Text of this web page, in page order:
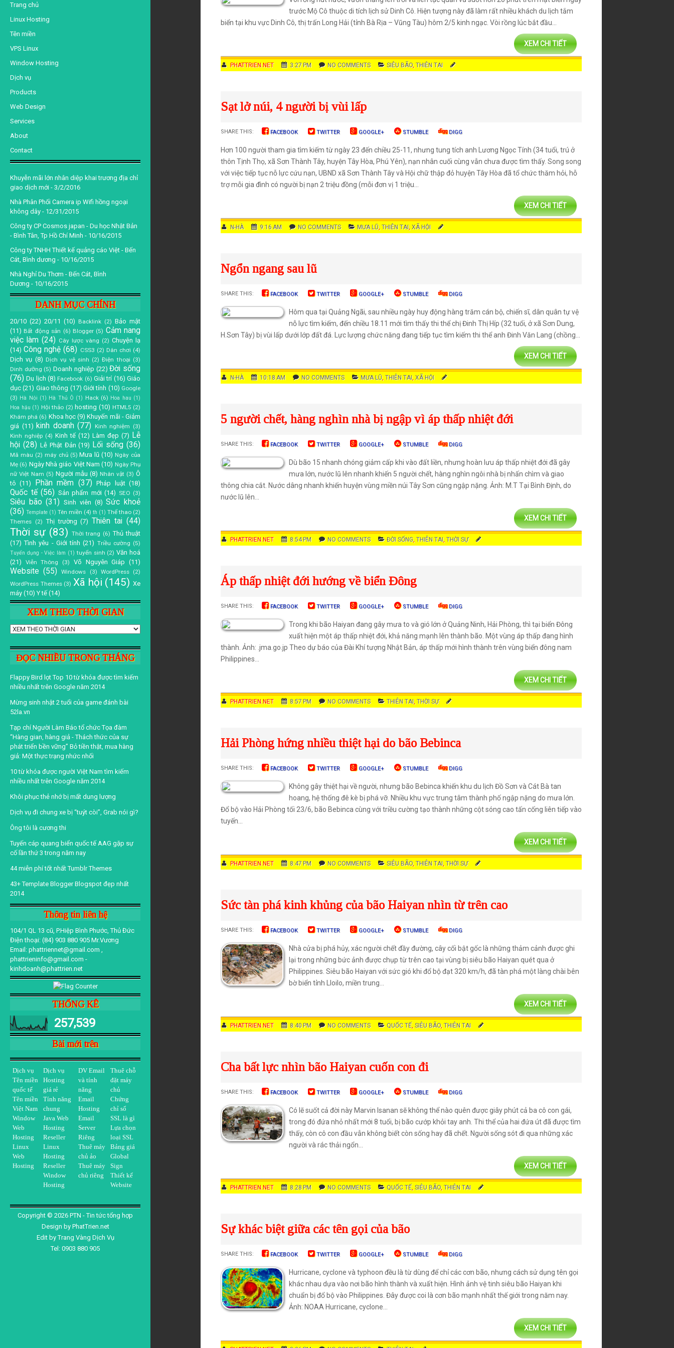
Trang chủ
Linux Hosting
Tên miền
VPS Linux
Window Hosting
Dịch vụ
Products
Web Design
Services
About
Contact
Khuyễn mãi lớn nhân diệp khai trương địa chỉ
giao dịch mới - 3/2/2016
Nhà Phân Phối Camera ip Wifi hồng ngoại
không dây - 12/31/2015
Công ty CP Cosmos japan - Du học Nhật Bản
- Bình Tân, Tp Hồ Chí Minh - 10/16/2015
Công ty TNHH Thiết kế quảng cáo Việt - Bến
Cát, Bình dương - 10/16/2015
Nhà Nghỉ Du Thơm - Bến Cát, Bình
Dương - 10/16/2015
DANH MỤC CHÍNH
20/10 (22) 20/11 (10) Backlink (2) Bảo mật
(11) Bất động sản (6) Blogger (5) Cảm nang
việc làm (24) Cây lược vàng (2) Chuyện lạ
(14) Công nghệ (68) CSS3 (2) Dân chơi (4)
Dịch vụ (8) Dịch vụ vệ sinh (2) Điện thoại (3)
Dinh dưỡng (5) Doanh nghiệp (22) Đời sống
(76) Du lịch (8) Facebook (6) Giải trí (16) Giáo
dục (21) Giao thông (17) Giới tính (10) Google
(3) Hà Nội (1) Hà Thủ Ô (1) Hack (6) Hoa hau (1)
Hoa hậu (1) Hội thảo (2) hosting (10) HTML5 (2)
Khám phá (6) Khoa học (9) Khuyến mãi - Giảm
giá (11) kinh doanh (77) Kinh nghiệm (3)
Kinh nghiệp (4) Kinh tế (12) Làm đẹp (7) Lễ
hội (28) Lễ Phật Đản (19) Lối sống (36)
Mã màu (2) máy chủ (5) Mưa lũ (10) Ngày của
Mẹ (6) Ngày Nhà giáo Việt Nam (10) Ngày Phụ
nữ Việt Nam (5) Người mẫu (8) Nhân vật (3) Ô
tô (11) Phần mềm (37) Pháp luật (18)
Quốc tế (56) Sản phẩm mới (14) SEO (3)
Siêu bão (31) Sinh viên (8) Sức khoẻ
(36) Template (1) Tên miền (4) th (1) Thể thao (2)
Themes (2) Thị trường (7) Thiên tai (44)
Thời sự (83) Thời trang (6) Thủ thuật
(17) Tình yêu - Giới tính (21) Triều cường (5)
Tuyển dụng - Việc làm (1) tuyển sinh (2) Văn hoá
(21)
Viễn Thông (3) Võ Nguyên Giáp (11)
Website (55) Windows (3) WordPress (2)
WordPress Themes (3) Xã hội (145) Xe
máy (10) Y tế (14)
XEM THEO THỜI GIAN
ĐỌC NHIỀU TRONG THÁNG
Flappy Bird lọt Top 10 từ khóa được tìm kiếm
nhiều nhất trên Google năm 2014
Mừng sinh nhật 2 tuổi của game đánh bài
52la.vn
Tạp chí Người Làm Báo tổ chức Tọa đàm
“Hàng gian, hàng giả - Thách thức của sự
phát triển bền vững” Bỏ tiền thật, mua hàng
giả: Một thực trạng nhức nhối
10 từ khóa được người Việt Nam tìm kiếm
nhiều nhất trên Google năm 2014
Khôi phục thẻ nhớ bị mất dung lượng
Dịch vụ đi chung xe bị “tuýt còi”, Grab nói gì?
Ông tôi là cương thi
Tuyến cáp quang biển quốc tế AAG gặp sự
cố lần thứ 3 trong năm nay
44 miễn phí tốt nhất Tumblr Themes
43+ Template Blogger Blogspot đẹp nhất
2014
Thông tin liên hệ
104/1 QL 13 cũ, P.Hiệp Bình Phước, Thủ Đức
Điện thoại: (84) 903 880 905 Mr.Vương
Email: phattriennet@gmail.com ,
phattrieninfo@gmail.com -
kinhdoanh@phattrien.net
THỐNG KÊ
257,539
Bài mới trên
Dịch vụ
Tên miền
quốc tế
Tên miền
Việt Nam
Window
Web
Hosting
Linux
Web
Hosting
Dịch vụ
Hosting
giá rẻ
Tính năng
chung
Java Web
Hosting
Reseller
Linux
Hosting
Reseller
Window
Hosting
DV Email
và tính
năng
Email
Hosting
Email
Server
Riêng
Thuê máy
chủ ảo
Thuê máy
chủ riêng
Thuê chỗ
đặt máy
chủ
Chứng
chỉ số
SSL là gì
Lựa chọn
loại SSL
Bảng giá
Global
Sign
Thiết kế
Website
Copyright © 2026 PTN - Tin tức tổng hợp
Design by PhatTrien.net
Edit byTrang Vàng Dịch Vụ
Tel: 0903 880 905
trước Mộ Cô thuộc di tích lịch sử Dinh Cô. Hiện tượng này đã làm rất nhiều khách du lịch tắm
biển tại khu vực Dinh Cô, thị trấn Long Hải (tỉnh Bà Rịa – Vũng Tàu) hôm 2/5 kinh ngạc. Vòi rồng lúc bắt đầu...
XEM CHI TIẾT
AUTHOR
PHATTRIEN.NET DATE
3:27 PM COMMENTS
NO COMMENTS CATEGORIES
SIÊU BÃO, THIÊN TAI
Sạt lở núi, 4 người bị vùi lấp
SHARE THIS: FACEBOOK TWITTER GOOGLE+ STUMBLE DIGG
Hơn 100 người tham gia tìm kiếm từ ngày 23 đến chiều 25-11, nhưng tung tích anh Lương Ngọc Tính (34 tuổi, trú ở
thôn Tịnh Thọ, xã Sơn Thành Tây, huyện Tây Hòa, Phú Yên), nạn nhân cuối cùng vẫn chưa được tìm thấy. Song song
với việc tiếp tục nỗ lực cứu nạn, UBND xã Sơn Thành Tây và Hội chữ thập đỏ huyện Tây Hòa đã tổ chức thăm hỏi, hỗ
trợ mỗi gia đình có người bị nạn 2 triệu đồng (mỗi đơn vị 1 triệu...
XEM CHI TIẾT
AUT
N-HÀ DATE
9:16 AM COMMENTS
NO COMMENTS CATEGORIES
MƯA LŨ, THIÊN TAI, XÃ HỘI
Ngổn ngang sau lũ
SHARE THIS: FACEBOOK TWITTER GOOGLE+ STUMBLE DIGG
Hôm qua tại Quảng Ngãi, sau nhiều ngày huy động hàng trăm cán bộ, chiến sĩ, dân quân tự vệ
nỗ lực tìm kiếm, đến chiều 18.11 mới tìm thấy thi thể chị Đinh Thị Híp (32 tuổi, ở xã Sơn Dung,
H.Sơn Tây) bị vùi lấp dưới lớp đất đá. Lực lượng chức năng đang tiếp tục tìm kiếm thi thể anh Đinh Văn Lang (chồng...
XEM CHI TIẾT
AUT
N-HÀ DATE
10:18 AM COMMENTS
NO COMMENTS CATEGORIES
MƯA LŨ, THIÊN TAI, XÃ HỘI
5 người chết, hàng nghìn nhà bị ngập vì áp thấp nhiệt đới
SHARE THIS: FACEBOOK TWITTER GOOGLE+ STUMBLE DIGG
Dù bão 15 nhanh chóng giảm cấp khi vào đất liền, nhưng hoàn lưu áp thấp nhiệt đới đã gây
mưa lớn, nước lũ lên nhanh khiến 5 người chết, hàng nghìn ngôi nhà bị nhấn chìm và giao
thông chia cắt. Nước dâng nhanh khiến huyện vùng miền núi Tây Sơn cũng ngập nặng. Ảnh: M.T Tại Bình Định, do
nước lũ lên...
XEM CHI TIẾT
AUTHOR
PHATTRIEN.NET DATE
8:54 PM COMMENTS
NO COMMENTS CATEGORIES
ĐỜI SỐNG, THIÊN TAI, THỜI SỰ
Áp thấp nhiệt đới hướng về biển Đông
SHARE THIS: FACEBOOK TWITTER GOOGLE+ STUMBLE DIGG
Trong khi bão Haiyan đang gây mưa to và gió lớn ở Quảng Ninh, Hải Phòng, thì tại biển Đông
xuất hiện một áp thấp nhiệt đới, khả năng mạnh lên thành bão. Một vùng áp thấp đang hình
thành. Ảnh: .jma.go.jp Theo dự báo của Đài Khí tượng Nhật Bản, áp thấp mới hình thành trên vùng biển đông nam
Philippines...
XEM CHI TIẾT
AUTHOR
PHATTRIEN.NET DATE
8:57 PM COMMENTS
NO COMMENTS CATEGORIES
THIÊN TAI, THỜI SỰ
Hải Phòng hứng nhiều thiệt hại do bão Bebinca
SHARE THIS: FACEBOOK TWITTER GOOGLE+ STUMBLE DIGG
Không gây thiệt hại về người, nhưng bão Bebinca khiến khu du lịch Đồ Sơn và Cát Bà tan
hoang, hệ thống đê kè bị phá vỡ. Nhiều khu vực trung tâm thành phố ngập nặng do mưa lớn.
Đổ bộ vào Hải Phòng tối 23/6, bão Bebinca cùng với triều cường tạo thành những cột sóng cao tấn cống liên tiếp vào
tuyến...
XEM CHI TIẾT
AUTHOR
PHATTRIEN.NET DATE
8:47 PM COMMENTS
NO COMMENTS CATEGORIES
SIÊU BÃO, THIÊN TAI, THỜI SỰ
Sức tàn phá kinh khủng của bão Haiyan nhìn từ trên cao
SHARE THIS: FACEBOOK TWITTER GOOGLE+ STUMBLE DIGG
Nhà cửa bị phá hủy, xác người chết đầy đường, cây cối bật gốc là những thảm cảnh được ghi
lại trong những bức ảnh được chụp từ trên cao tại vùng bị siêu bão Haiyan quét qua ở
Philippines. Siêu bão Haiyan với sức gió khi đổ bộ đạt 320 km/h, đã tàn phá một làng chài bên
bờ biển tỉnh Lloilo, miền trung...
XEM CHI TIẾT
AUTHOR
PHATTRIEN.NET DATE
8:40 PM COMMENTS
NO COMMENTS CATEGORIES
QUỐC TẾ, SIÊU BÃO, THIÊN TAI
Cha bất lực nhìn bão Haiyan cuốn con đi
SHARE THIS: FACEBOOK TWITTER GOOGLE+ STUMBLE DIGG
Có lẽ suốt cả đời này Marvin Isanan sẽ không thể nào quên được giây phút cả ba cô con gái,
trong đó đứa nhỏ nhất mới 8 tuổi, bị bão cướp khỏi tay anh. Thi thể của hai đứa út đã được tìm
thấy, còn cô con đầu vẫn không biết còn sống hay đã chết. Người sống sót đi qua những xác
người và rác thải ngổn...
XEM CHI TIẾT
AUTHOR
PHATTRIEN.NET DATE
8:28 PM COMMENTS
NO COMMENTS CATEGORIES
QUỐC TẾ, SIÊU BÃO, THIÊN TAI
Sự khác biệt giữa các tên gọi của bão
SHARE THIS: FACEBOOK TWITTER GOOGLE+ STUMBLE DIGG
Hurricane, cyclone và typhoon đều là từ dùng để chỉ các cơn bão, nhưng cách sử dụng tên gọi
khác nhau dựa vào nơi bão hình thành và xuất hiện. Hình ảnh vệ tinh siêu bão Haiyan khi
chuẩn bị đổ bộ vào Philippines. Đây được coi là cơn bão mạnh nhất thế giới trong năm nay.
Ảnh: NOAA Hurricane, cyclone...
XEM CHI TIẾT